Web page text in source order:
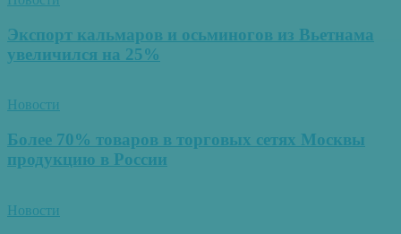
Экспорт кальмаров и осьминогов из Вьетнама
увеличился на 25%
Новости
Более 70% товаров в торговых сетях Москвы
продукцию в России
Новости